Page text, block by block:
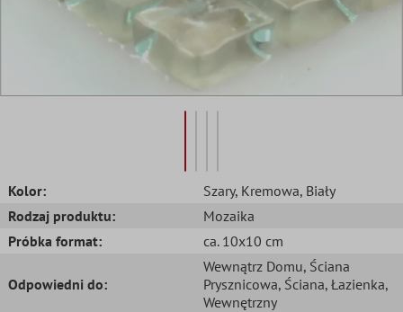
Kolor: Szary, Kremowa, Biały
Rodzaj produktu:
Mozaika
Próbka format:
ca. 10x10 cm
Odpowiedni do:
Wewnątrz Domu, Ściana
Prysznicowa, Ściana, Łazienka,
Wewnętrzny